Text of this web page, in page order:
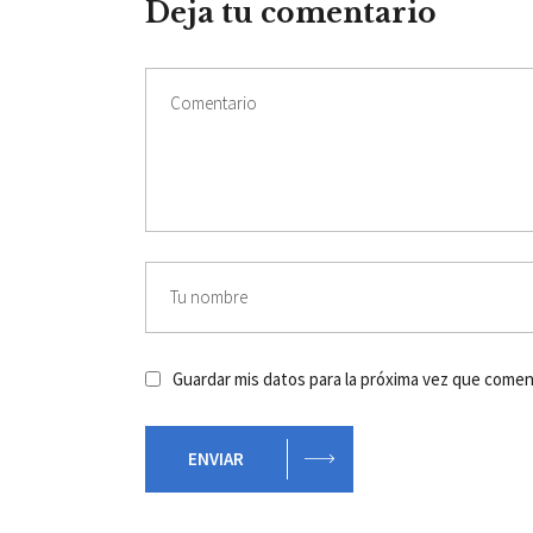
Deja tu comentario
Guardar mis datos para la próxima vez que
ENVIAR